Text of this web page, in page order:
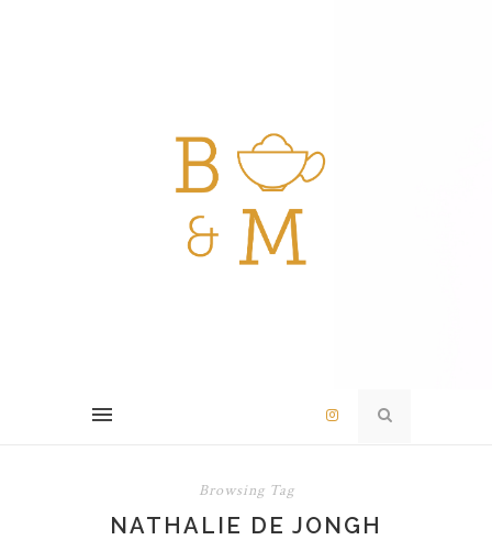
Browsing Tag
NATHALIE DE JONGH